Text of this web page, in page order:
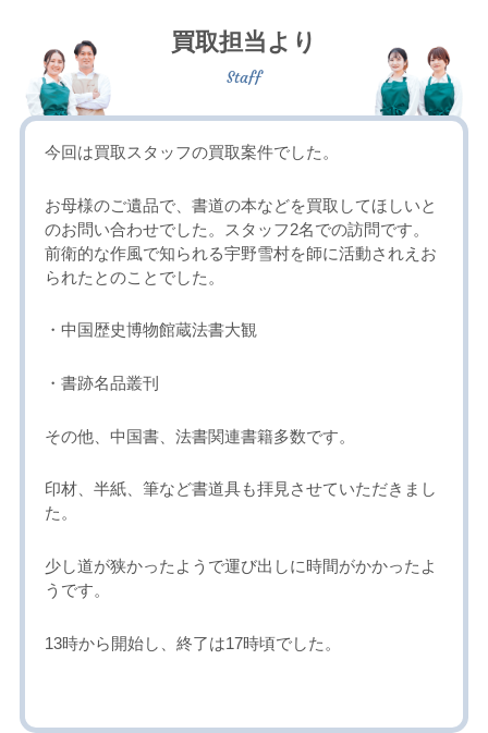
買取担当より
今回は買取スタッフの買取案件でした。
お母様のご遺品で、書道の本などを買取してほしいと
のお問い合わせでした。スタッフ2名での訪問です。
前衛的な作風で知られる宇野雪村を師に活動されえお
られたとのことでした。
・中国歴史博物館蔵法書大観
・書跡名品叢刊
その他、中国書、法書関連書籍多数です。
印材、半紙、筆など書道具も拝見させていただきまし
た。
少し道が狭かったようで運び出しに時間がかかったよ
うです。
13時から開始し、終了は17時頃でした。